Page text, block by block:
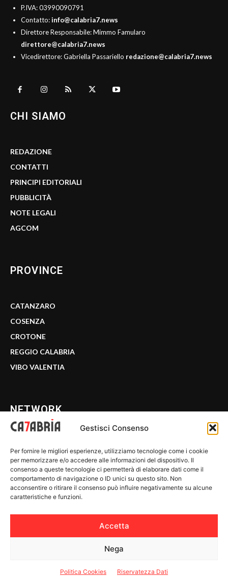
Gestisci Consenso
Per fornire le migliori esperienze, utilizziamo tecnologie come i cookie
per memorizzare e/o accedere alle informazioni del dispositivo. Il
consenso a queste tecnologie ci permetterà di elaborare dati come il
comportamento di navigazione o ID unici su questo sito. Non
acconsentire o ritirare il consenso può influire negativamente su alcune
caratteristiche e funzioni.
Accetta
Nega
Politica Cookies Riservatezza Dati
P.IVA: 03990090791
Contatto:info@calabria7.news
Direttore Responsabile: Mimmo Famularo
direttore@calabria7.news
Vicedirettore: Gabriella Passariello redazione@calabria7.news
CHI SIAMO
REDAZIONE
CONTATTI
PRINCIPI EDITORIALI
PUBBLICITÀ
NOTE LEGALI
AGCOM
PROVINCE
CATANZARO
COSENZA
CROTONE
REGGIO CALABRIA
VIBO VALENTIA
NETWORK
WE CALABRIA
C7 PLAY
MIX ZONE
Riservatezza Dati-Politica Cookies-Disclaimer